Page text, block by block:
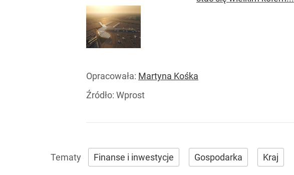
Opracowała: Martyna Kośka
Źródło: Wprost
Finanse i inwestycje Gospodarka Kraj